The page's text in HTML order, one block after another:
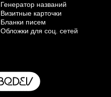
Генератор названий
Визитные карточки
Бланки писем
Обложки для соц. сетей